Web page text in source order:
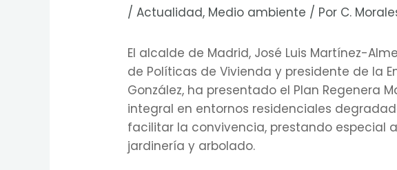
/Actualidad, Medio ambiente / Por C.
El alcalde de Madrid, José Luis Martínez-
de Políticas de Vivienda y presidente de la
González, ha presentado el Plan Regenera
integral en entornos residenciales
facilitar la convivencia, prestando especial
jardinería y arbolado.